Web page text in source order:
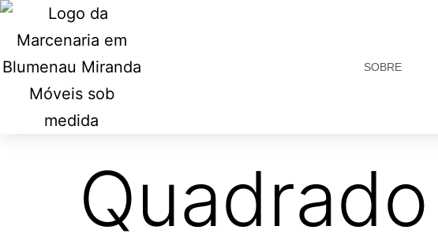
SOBRE
Quadrado